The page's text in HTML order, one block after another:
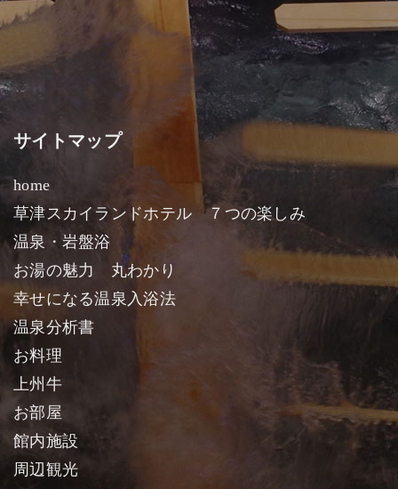
サイトマップ
home
草津スカイランドホテル ７つの楽しみ
温泉・岩盤浴
お湯の魅力 丸わかり
幸せになる温泉入浴法
温泉分析書
お料理
上州牛
お部屋
館内施設
周辺観光